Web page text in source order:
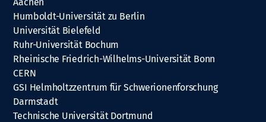
Humboldt-Universität zu Berlin
Universität Bielefeld
Ruhr-Universität Bochum
Rheinische Friedrich-Wilhelms-Universität Bonn
CERN
GSI Helmholtzzentrum für Schwerionenforschung
Darmstadt
Technische Universität Dortmund